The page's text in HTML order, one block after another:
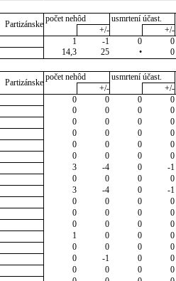
Partizánske
počet nehôd usmrtení účast.
+/-
+/-
1 -1 0 0
14,3 25 • 0
Partizánske
počet nehôd usmrtení účast.
+/-
+/-
0 0 0 0
0 0 0 0
0 0 0 0
0 0 0 0
0 0 0 0
0 0 0 0
3 -4 0 -1
0 0 0 0
3 -4 0 -1
0 0 0 0
0 0 0 0
0 0 0 0
1 0 0 0
0 0 0 0
0 -1 0 0
0 0 0 0